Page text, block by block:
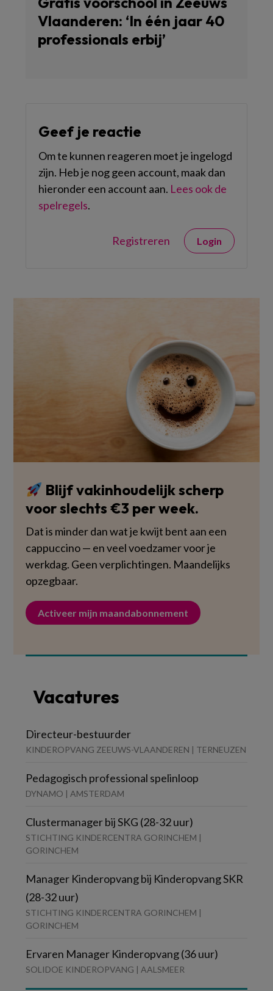
Vlaanderen: ‘In één jaar 40
professionals erbij’
Geef je reactie
Om te kunnen reageren moet je ingelogd
zijn. Heb je nog geen account, maak dan
hieronder een account aan. Lees ook de
spelregels.
Registreren Login
Blijf vakinhoudelijk scherp
voor slechts €3 per week.
Dat is minder dan wat je kwijt bent aan een
cappuccino — en veel voedzamer voor je
werkdag. Geen verplichtingen. Maandelijks
opzegbaar.
Activeer mijn maandabonnement
Vacatures
Directeur-bestuurder
KINDEROPVANG ZEEUWS-VLAANDEREN | TERNEUZEN
Pedagogisch professional spelinloop
DYNAMO | AMSTERDAM
Clustermanager bij SKG (28-32 uur)
STICHTING KINDERCENTRA GORINCHEM |
GORINCHEM
Manager Kinderopvang bij Kinderopvang SKR
(28-32 uur)
STICHTING KINDERCENTRA GORINCHEM |
GORINCHEM
Ervaren Manager Kinderopvang (36 uur)
SOLIDOE KINDEROPVANG | AALSMEER